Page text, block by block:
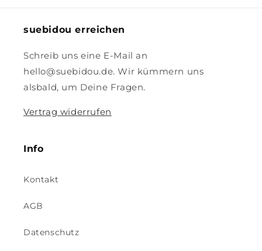
suebidou erreichen
Schreib uns eine E-Mail an
hello@suebidou.de. Wir kümmern uns
alsbald, um Deine Fragen.
Vertrag widerrufen
Info
Kontakt
AGB
Datenschutz